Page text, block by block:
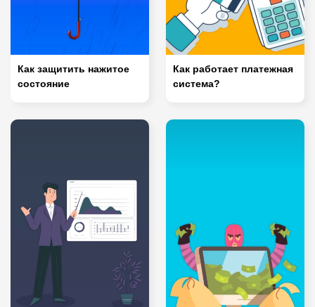
Как защитить нажитое
состояние
Как работает платежная
система?